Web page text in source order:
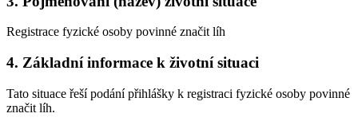
Registrace fyzické osoby povinné značit líh
4. Základní informace k životní situaci
Tato situace řeší podání přihlášky k registraci fyzické osoby povinné
značit líh.